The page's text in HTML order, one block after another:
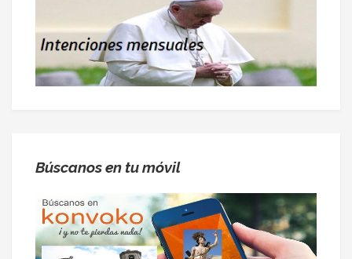
Búscanos en tu móvil